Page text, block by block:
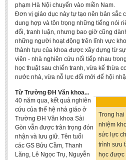
LITERARY WRITINGS & TRANSLATING
RESEARCH
Sinology & Nom
Linguistics
Vietnamese Folk Culture
Literary Theory & Criticism
Vietnamese Literature
Foreign Literatures & Comparative
Theater and Film
Culture - History - Philosophy
phạm Hà Nội chuyển vào miền Nam.
Đơn vị giáo dục này tự tạo nên bản sắc
dung hợp và tôn trọng những tiếng nói
đổi, tranh luận, nhưng bao giờ cũng
những người hoạt động trên lĩnh vực
thành tựu của khoa được xây dựng từ
viên - nhà nghiên cứu nối tiếp nhau
học thuật sau chiến tranh, vừa kế thừa
nước nhà, vừa nỗ lực đổi mới để hội
Từ Trường ĐH Văn khoa...
Trong hai
nhiệm
sức lực
trình sưu
học
40 năm qua, kết quả nghiên
cứu của thế hệ nhà giáo ở
Trường ĐH Văn khoa Sài
Gòn vẫn được trân trọng đón
nhận và lưu giữ. Tên tuổi
các GS Bửu Cầm, Thanh
Lãng, Lê Ngọc Trụ, Nguyễn